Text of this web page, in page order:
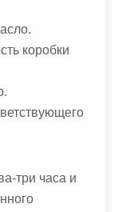
коробки
три часа и